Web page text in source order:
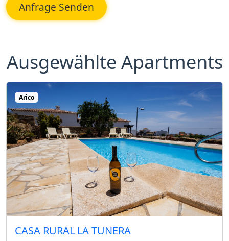
Anfrage Senden
Ausgewählte Apartments
Arico
CASA RURAL LA TUNERA